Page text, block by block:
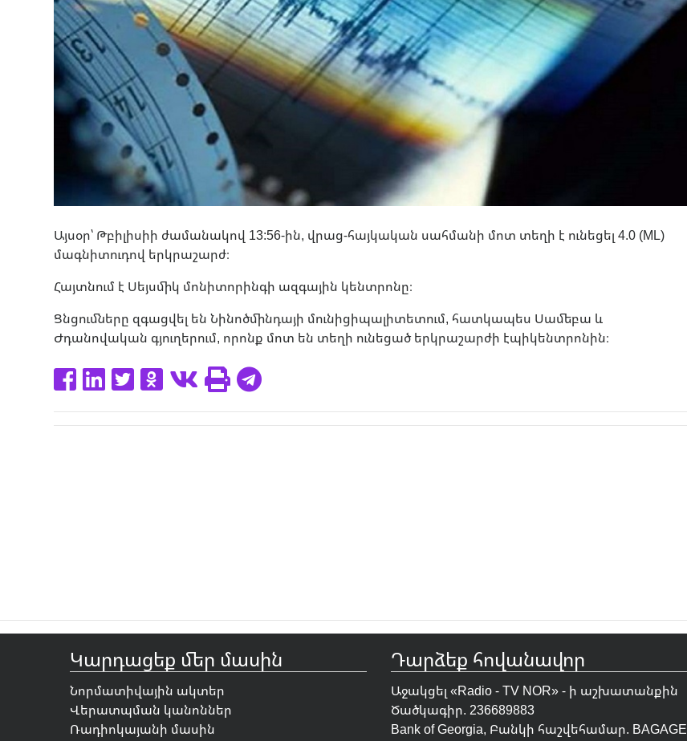
Այսօր՝ Թբիլիսիի ժամանակով 13:56-ին, վրաց-հայկական սահմանի մոտ տեղի է ունեցել 4.0 (ML)
մագնիտուդով երկրաշարժ։
Հայտնում է Սեյսմիկ մոնիտորինգի ազգային կենտրոնը։
Ցնցումները զգացվել են Նինոծմինդայի մունիցիպալիտետում, հատկապես Սամեբա և
Ժդանովական գյուղերում, որոնք մոտ են տեղի ունեցած երկրաշարժի էպիկենտրոնին։
Կարդացեք մեր մասին
Նորմատիվային ակտեր
Վերատպման կանոններ
Ռադիոկայանի մասին
Դարձեք հովանավոր
Աջակցել «Radio - TV NOR» - ի աշխատանքին
Ծածկագիր. 236689883
Bank of Georgia, Բանկի հաշվեհամար. BAGAGE